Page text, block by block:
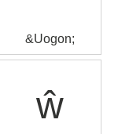
&Uogon;
ŵ